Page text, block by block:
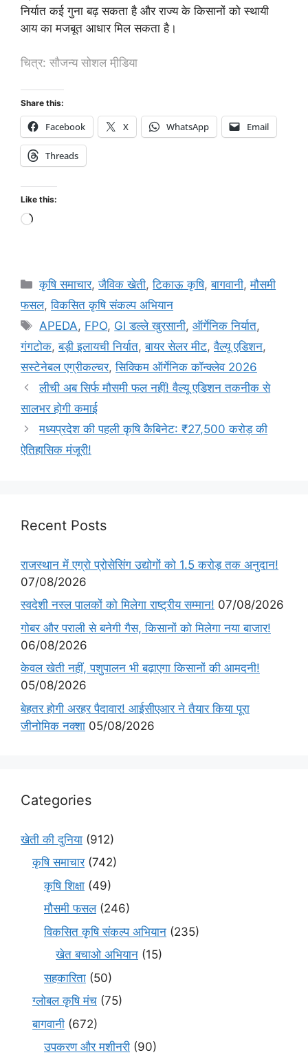
निर्यात कई गुना बढ़ सकता है और राज्य के किसानों को स्थायी
आय का मजबूत आधार मिल सकता है।
चित्र: सौजन्य सोशल मी़डिया
Share this:
Facebook X WhatsApp Email
Threads
Like this:
कृषि समाचार,जैविक खेती,टिकाऊ कृषि,बागवानी,मौसमी
फसल,विकसित कृषि संकल्प अभियान
APEDA, FPO, GI डल्ले खुरसानी,ऑर्गेनिक निर्यात,
गंगटोक,बड़ी इलायची निर्यात,बायर सेलर मीट,वैल्यू एडिशन,
सस्टेनेबल एग्रीकल्चर,सिक्किम ऑर्गेनिक कॉन्क्लेव 2026
लीची अब सिर्फ मौसमी फल नहीं! वैल्यू एडिशन तकनीक से
सालभर होगी कमाई
मध्यप्रदेश की पहली कृषि कैबिनेट: ₹27,500 करोड़ की
ऐतिहासिक मंजूरी!
Recent Posts
राजस्थान में एग्रो प्रोसेसिंग उद्योगों को 1.5 करोड़ तक अनुदान!
07/08/2026
स्वदेशी नस्ल पालकों को मिलेगा राष्ट्रीय सम्मान! 07/08/2026
गोबर और पराली से बनेगी गैस, किसानों को मिलेगा नया बाजार!
06/08/2026
केवल खेती नहीं, पशुपालन भी बढ़ाएगा किसानों की आमदनी!
05/08/2026
बेहतर होगी अरहर पैदावार! आईसीएआर ने तैयार किया पूरा
जीनोमिक नक्शा 05/08/2026
Categories
खेती की दुनिया (912)
कृषि समाचार(742)
कृषि शिक्षा (49)
मौसमी फसल(246)
विकसित कृषि संकल्प अभियान (235)
खेत बचाओ अभियान (15)
सहकारिता (50)
ग्लोबल कृषि मंच (75)
बागवानी (672)
उपकरण और मशीनरी (90)